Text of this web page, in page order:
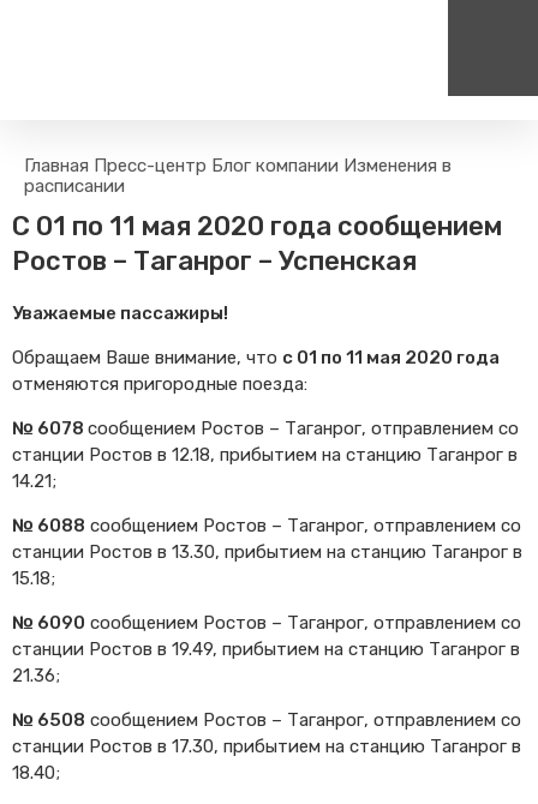
Пассажирам
Правила проезда
Часто задаваемые вопросы
Тарифы и льготы
касс
Абонементные билеты
Мобильные приложения
Маломобильным
Пассажирам
лист
Cхемы обращения
пригородных поездов
Справочник по
остановочным пунктам и
станциям
Туризм
Веломаршруты
Аудиогиды
Единый номер вызова экстренных служб
112
Главная Пресс-центр Блог компании Изменения в
расписании
C 01 по 11 мая 2020 года сообщением
Ростов – Таганрог – Успенская
Уважаемые пассажиры!
Обращаем Ваше внимание, что с 01 по 11 мая 2020 года
отменяются пригородные поезда:
№ 6078 сообщением Ростов – Таганрог, отправлением со
станции Ростов в 12.18, прибытием на станцию Таганрог в
14.21;
№ 6088 сообщением Ростов – Таганрог, отправлением со
станции Ростов в 13.30, прибытием на станцию Таганрог в
15.18;
№ 6090 сообщением Ростов – Таганрог, отправлением со
станции Ростов в 19.49, прибытием на станцию Таганрог в
21.36;
№ 6508 сообщением Ростов – Таганрог, отправлением со
станции Ростов в 17.30, прибытием на станцию Таганрог в
18.40;